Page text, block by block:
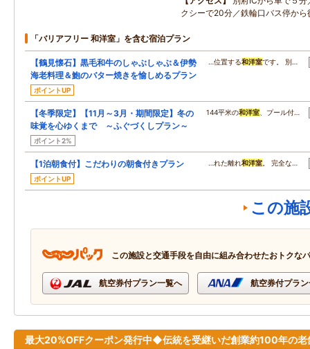
クシーで20分／鉄輪口バス停から
「バリアフリー 和洋室」を含む宿泊プラン
【鶴見懐石】黒毛和牛のしゃぶしゃぶ＆伊勢
海老料理＆鮑のバター焼きを愉しめるプラン
ポイントUP
…位置する和洋室です。 別…
【冬季限定】【11月～3月・期間限定】冬の
味覚を心ゆくまで ～ふぐづくしプラン～
ポイント2%
144平米の和洋室 、プール付…
【1泊朝食付】こだわりの朝食付きプラン
ポイントUP
…れた離れ和洋室 。 完全な…
この施
この施設と交通手段を自由に組み合わせたおトクな
航空券付プラン一覧へ 航空券付プラ
最大20%OFFクーポン発行中◆伝統を受継いだ創業約100年の老